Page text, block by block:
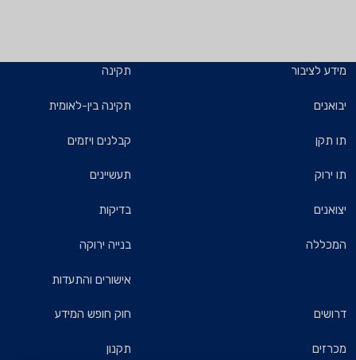
מידע לציבור
יבואנים
תו תקן
תו ירוק
יצואנים
המכללה
תקינה
תקינה בין-לאומית
קבלנים ויזמים
תעשיינים
בדיקות
בנייה ירוקה
אישורים והתעדות
דרושים
מכרזים
חוק חופש המידע
תקנון